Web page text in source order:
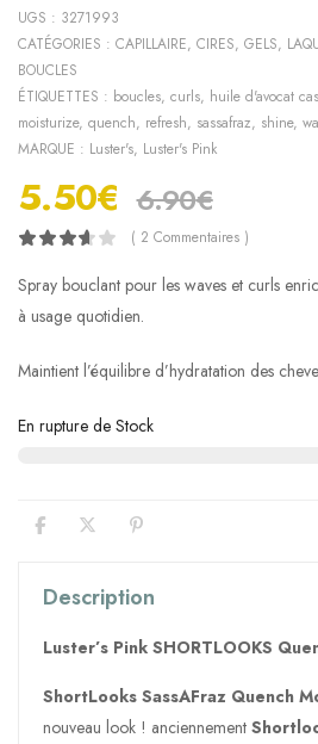
UGS : 3271993
CATÉGORIES : CAPILLAIRE, CIRES, GELS,
BOUCLES
ÉTIQUETTES : boucles, curls, huile d'avocat
moisturize, quench, refresh, sassafraz, shine,
MARQUE : Luster's, Luster's Pink
5.50€ 6.90€
( 2 Commentaires )
Spray bouclant pour les waves et curls
à usage quotidien.
Maintient l’équilibre d’hydratation des
En rupture de Stock
Description
Luster’s Pink SHORTLOOKS
ShortLooks SassAFraz Quench
nouveau look ! anciennement